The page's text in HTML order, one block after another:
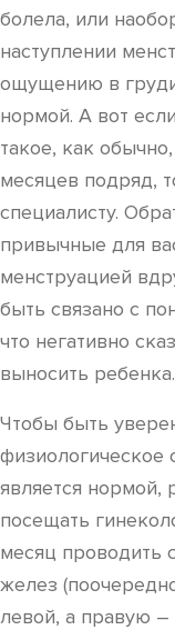
болела, или
наступлении
ощущению в
нормой. А вот
такое, как
месяцев подряд,
специалисту.
привычные для
менструацией
быть связано с
что негативно
выносить ребенка.
Чтобы быть
физиологическое
является нормой,
посещать
месяц проводить
желез
левой, а правую